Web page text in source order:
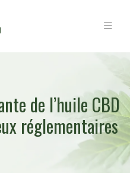
de l’huile CBD
réglementaires